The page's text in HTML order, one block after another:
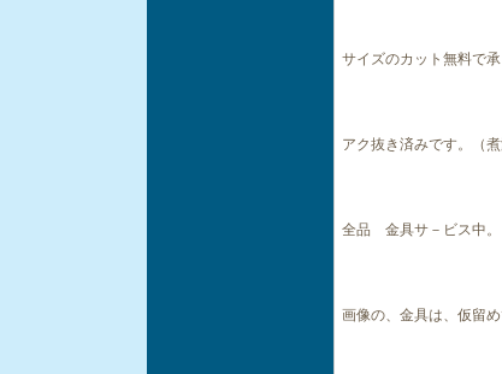
サイズのカット無料で
アク抜き済みです。（煮
全品 金具サ－ビス中。
画像の、金具は、仮留